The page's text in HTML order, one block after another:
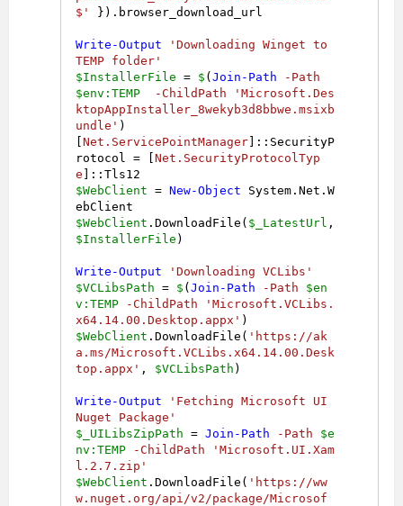
$'
}).browser_download_url
Write-Output
'Downloading Winget to
TEMP folder'
$InstallerFile = $ (Join-Path
-Path
$env:TEMP
-ChildPath
'Microsoft.Des
ktopAppInstaller_8wekyb3d8bbwe.msixb
undle' )
[Net.ServicePointManager]::SecurityP
rotocol = [Net.SecurityProtocolTyp
e
$WebClient = New-Object System.Net.W
$WebClient .DownloadFile( $_LatestUrl
$InstallerFile )
Write-Output
'Downloading VCLibs'
$VCLibsPath = $ (Join-Path -Path
$en
v:TEMP
-ChildPath
'Microsoft.VCLibs.
x64.14.00.Desktop.appx'
$WebClient .DownloadFile( 'https://ak
a.ms/Microsoft.VCLibs.x64.14.00.Desk
top.appx' , $VCLibsPath )
Write-Output
'Fetching Microsoft UI
Nuget Package'
$_UILibsZipPath = Join-Path -Path
$e
nv:TEMP
-ChildPath
'Microsoft.UI.Xam
l.2.7.zip'
$WebClient .DownloadFile( 'https://ww
w.nuget.org/api/v2/package/Microsof